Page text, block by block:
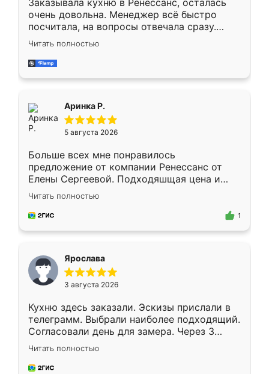
Заказывала кухню в Ренессанс, осталась
очень довольна. Менеджер всё быстро
посчитала, на вопросы отвечала сразу.
Замерщик приехал в субботу, подошёл к
делу со всей ответственностью. Собрали
за день, ребята работали аккуратно, даже
Читать полностью
Аринка Р.
5 августа 2026
Больше всех мне понравилось
предложение от компании Ренессанс от
Елены Сергеевой. Подходяшщая цена и
короткие сроки изготовления. Приехавший
для замера сотрудник Владислав
предложил по моему эскизу самый
Читать полностью
1
Ярослава
3 августа 2026
Кухню здесь заказали. Эскизы прислали в
телеграмм. Выбрали наиболее подходящий.
Согласовали день для замера. Через 3
недели кухня была уже готова. Остались
довольны работой. Спасибо Ренессанс
мебель за качественную работу!
Читать полностью